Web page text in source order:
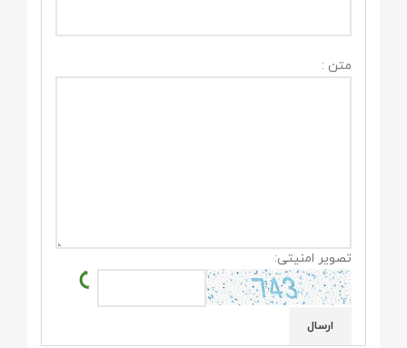
متن :
تصویر امنیتی: